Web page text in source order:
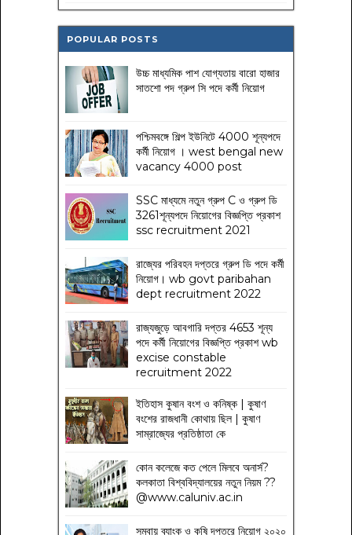
POPULAR POSTS
উচ্চ মাধ্যমিক পাশ যোগ্যতায় বারো হাজার
সাতশো পদ গ্রুপ সি পদে কর্মী নিয়োগ
পশ্চিমবঙ্গে শিল্প ইউনিটে 4000 শূন্যপদে
কর্মী নিয়োগ । west bengal new
vacancy 4000 post
SSC মাধ্যমে নতুন গ্রুপ C ও গ্রুপ ডি
3261শূন্যপদে নিয়োগের বিজ্ঞপ্তি প্রকাশ
ssc recruitment 2021
রাজ্যের পরিবহন দপ্তরে গ্রুপ ডি পদে কর্মী
নিয়োগ। wb govt paribahan
dept recruitment 2022
রাজ্যজুড়ে আবগারি দপ্তর 4653 শূন্য
পদে কর্মী নিয়োগের বিজ্ঞপ্তি প্রকাশ wb
excise constable
recruitment 2022
ইতিহাস কুষান বংশ ও কনিষ্ক | কুষাণ
বংশের রাজধানী কোথায় ছিল | কুষাণ
সাম্রাজ্যের প্রতিষ্ঠাতা কে
কোন কলেজে কত পেলে মিলবে অনার্স?
কলকাতা বিশ্ববিদ্যালয়ের নতুন নিয়ম??
@www.caluniv.ac.in
সমবায় ব্যাংক ও কৃষি দপ্তরে নিয়োগ ২০২০